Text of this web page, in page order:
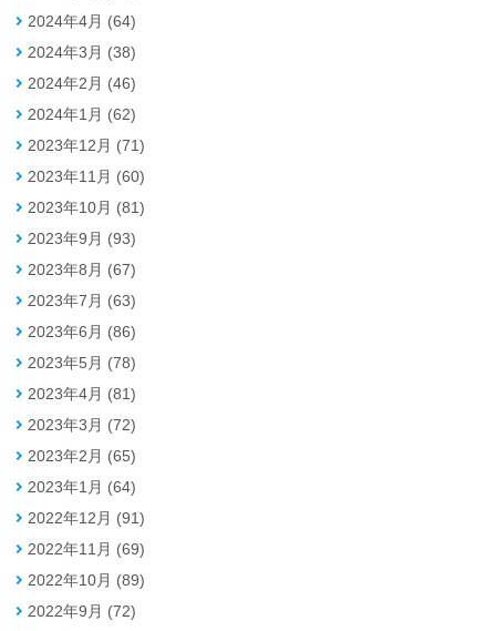
2024年4月 (64)
2024年3月 (38)
2024年2月 (46)
2024年1月 (62)
2023年12月 (71)
2023年11月 (60)
2023年10月 (81)
2023年9月 (93)
2023年8月 (67)
2023年7月 (63)
2023年6月 (86)
2023年5月 (78)
2023年4月 (81)
2023年3月 (72)
2023年2月 (65)
2023年1月 (64)
2022年12月 (91)
2022年11月 (69)
2022年10月 (89)
2022年9月 (72)